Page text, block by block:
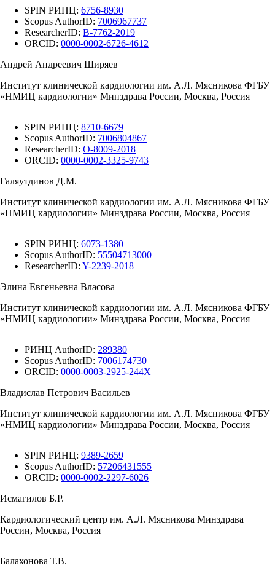
SPIN РИНЦ: 6756-8930
Scopus AuthorID: 7006967737
ResearcherID: B-7762-2019
ORCID: 0000-0002-6726-4612
Андрей Андреевич Ширяев
Институт клинической кардиологии им. А.Л. Мясникова ФГБУ
«НМИЦ кардиологии» Минздрава России, Москва, Россия
SPIN РИНЦ: 8710-6679
Scopus AuthorID: 7006804867
ResearcherID: O-8009-2018
ORCID: 0000-0002-3325-9743
Галяутдинов Д.М.
Институт клинической кардиологии им. А.Л. Мясникова ФГБУ
«НМИЦ кардиологии» Минздрава России, Москва, Россия
SPIN РИНЦ: 6073-1380
Scopus AuthorID: 55504713000
ResearcherID: Y-2239-2018
Элина Евгеньевна Власова
Институт клинической кардиологии им. А.Л. Мясникова ФГБУ
«НМИЦ кардиологии» Минздрава России, Москва, Россия
РИНЦ AuthorID: 289380
Scopus AuthorID: 7006174730
ORCID: 0000-0003-2925-244X
Владислав Петрович Васильев
Институт клинической кардиологии им. А.Л. Мясникова ФГБУ
«НМИЦ кардиологии» Минздрава России, Москва, Россия
SPIN РИНЦ: 9389-2659
Scopus AuthorID: 57206431555
ORCID: 0000-0002-2297-6026
Исмагилов Б.Р.
Кардиологический центр им. А.Л. Мясникова Минздрава
России, Москва, Россия
Балахонова Т.В.